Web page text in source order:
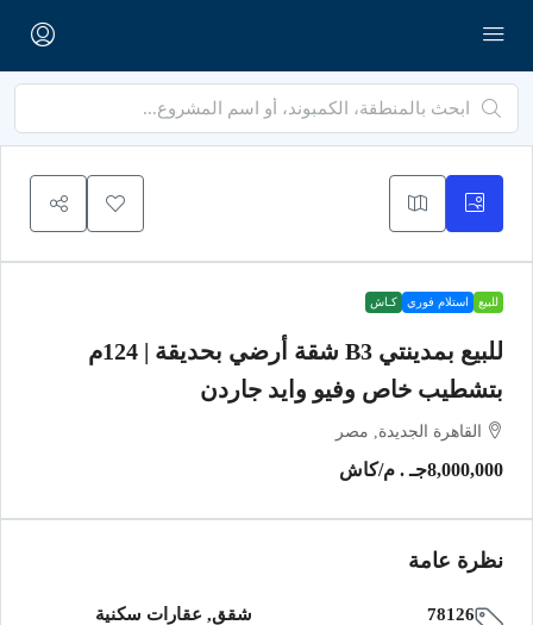
للبيع استلام فوري كـاش
للبيع بمدينتي B3 شقة أرضي بحديقة | 124م
بتشطيب خاص وفيو وايد جاردن
القاهرة الجديدة, مصر
8,000,000جـ . م /كاش
نظرة عامة
78126 شقق, عقارات سكنية